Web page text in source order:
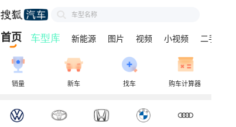
车型名称
首页 新能源 图片 视频 小视频 二手车
销量 新车 找车 购车计算器